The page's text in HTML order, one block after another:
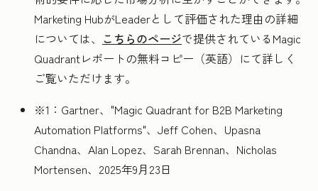
Marketing HubがLeaderとして評価された理由の詳細
については、 こちらのページで提供されているMagic
Quadrantレポートの無料コピー（英語）にて詳しく
ご覧いただけます。
※1：Gartner、"Magic Quadrant for B2B Marketing
Automation Platforms"、Jeff Cohen、Upasna
Chandna、Alan Lopez、Sarah Brennan、Nicholas
Mortensen、2025年9月23日